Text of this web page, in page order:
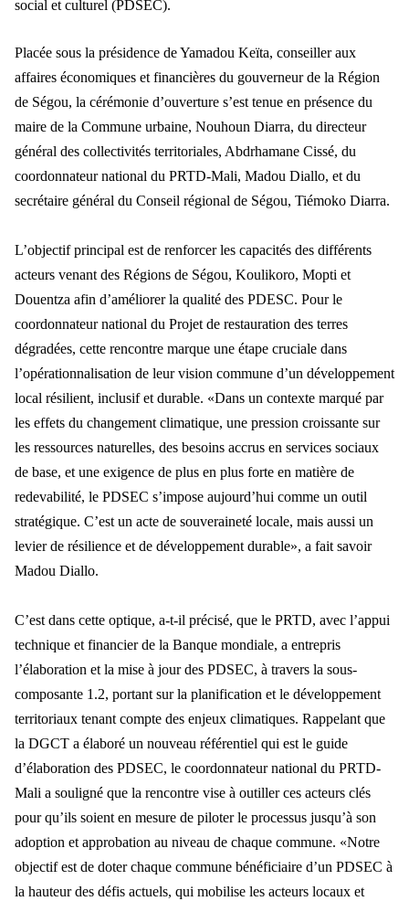
social et culturel (PDSEC).
Placée sous la présidence de Yamadou Keïta, conseiller aux
affaires économiques et financières du gouverneur de la Région
de Ségou, la cérémonie d’ouverture s’est tenue en présence du
maire de la Commune urbaine, Nouhoun Diarra, du directeur
général des collectivités territoriales, Abdrhamane Cissé, du
coordonnateur national du PRTD-Mali, Madou Diallo, et du
secrétaire général du Conseil régional de Ségou, Tiémoko Diarra.
L’objectif principal est de renforcer les capacités des différents
acteurs venant des Régions de Ségou, Koulikoro, Mopti et
Douentza afin d’améliorer la qualité des PDESC. Pour le
coordonnateur national du Projet de restauration des terres
dégradées, cette rencontre marque une étape cruciale dans
l’opérationnalisation de leur vision commune d’un développement
local résilient, inclusif et durable. «Dans un contexte marqué par
les effets du changement climatique, une pression croissante sur
les ressources naturelles, des besoins accrus en services sociaux
de base, et une exigence de plus en plus forte en matière de
redevabilité, le PDSEC s’impose aujourd’hui comme un outil
stratégique. C’est un acte de souveraineté locale, mais aussi un
levier de résilience et de développement durable», a fait savoir
Madou Diallo.
C’est dans cette optique, a-t-il précisé, que le PRTD, avec l’appui
technique et financier de la Banque mondiale, a entrepris
l’élaboration et la mise à jour des PDSEC, à travers la sous-
composante 1.2, portant sur la planification et le développement
territoriaux tenant compte des enjeux climatiques. Rappelant que
la DGCT a élaboré un nouveau référentiel qui est le guide
d’élaboration des PDSEC, le coordonnateur national du PRTD-
Mali a souligné que la rencontre vise à outiller ces acteurs clés
pour qu’ils soient en mesure de piloter le processus jusqu’à son
adoption et approbation au niveau de chaque commune. «Notre
objectif est de doter chaque commune bénéficiaire d’un PDSEC à
la hauteur des défis actuels, qui mobilise les acteurs locaux et